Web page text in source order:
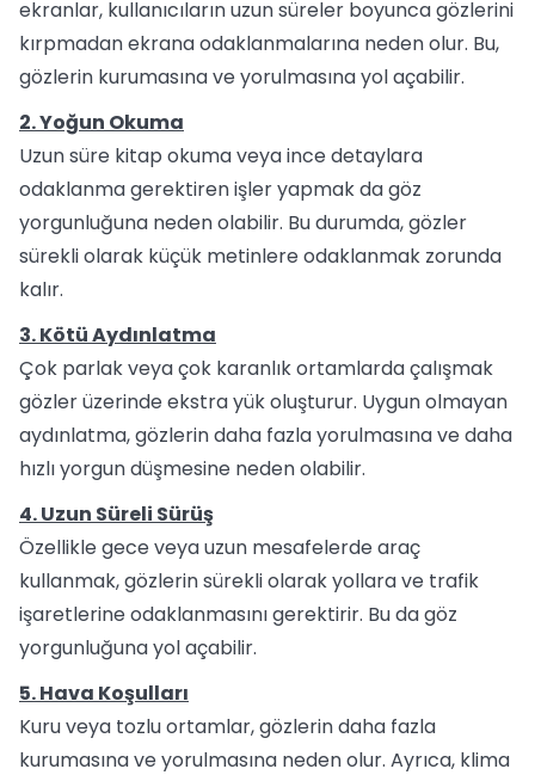
ekranlar, kullanıcıların uzun süreler boyunca gözlerini
kırpmadan ekrana odaklanmalarına neden olur. Bu,
gözlerin kurumasına ve yorulmasına yol açabilir.
2. Yoğun Okuma
Uzun süre kitap okuma veya ince detaylara
odaklanma gerektiren işler yapmak da göz
yorgunluğuna neden olabilir. Bu durumda, gözler
sürekli olarak küçük metinlere odaklanmak zorunda
kalır.
3. Kötü Aydınlatma
Çok parlak veya çok karanlık ortamlarda çalışmak
gözler üzerinde ekstra yük oluşturur. Uygun olmayan
aydınlatma, gözlerin daha fazla yorulmasına ve daha
hızlı yorgun düşmesine neden olabilir.
4. Uzun Süreli Sürüş
Özellikle gece veya uzun mesafelerde araç
kullanmak, gözlerin sürekli olarak yollara ve trafik
işaretlerine odaklanmasını gerektirir. Bu da göz
yorgunluğuna yol açabilir.
5. Hava Koşulları
Kuru veya tozlu ortamlar, gözlerin daha fazla
kurumasına ve yorulmasına neden olur. Ayrıca, klima